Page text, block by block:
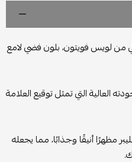
من لويس فويتون، بلون فضي لامع
العالية التي تمثل توقيع العلامة
مظهرًا أنيقًا وجذابًا، مما يجعله